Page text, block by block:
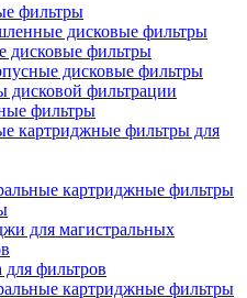
фильтры
дисковые фильтры
дисковые фильтры
дисковые фильтры
дисковой фильтрации
фильтры
картриджные фильтры для
картриджные фильтры
для магистральных
для фильтров
картриджные фильтры